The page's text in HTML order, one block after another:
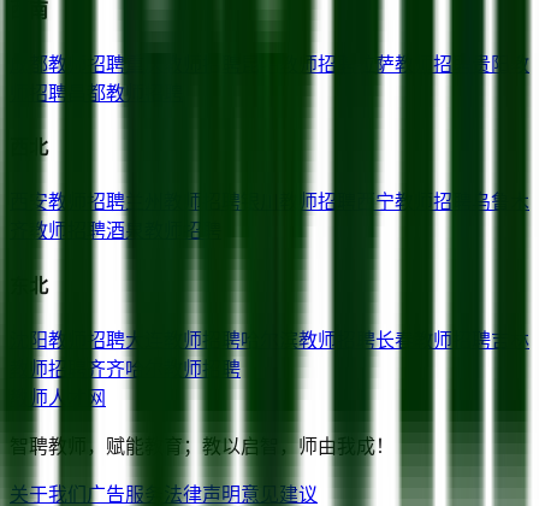
西南
成都教师招聘 教师招聘 拉萨教师招聘 贵阳
教
师招聘
昌都教师招聘
西北
西安教师招聘兰州 教师招聘 教师招聘 西宁教师招聘
乌鲁木
教师招聘酒泉 教师招聘
东北
沈阳教师招聘大连 教师招聘哈尔滨教师招聘长春 教师招聘吉林
教师招聘
齐齐哈尔
教师招聘
教师人才网
智聘教师，赋能教育；教以启智，师由我成！
关于我们 广告服务 法律声明意见建议